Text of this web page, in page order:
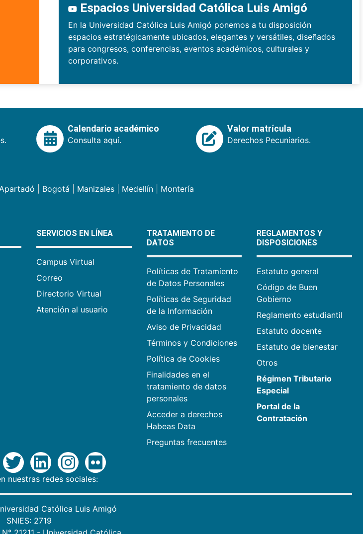
Espacios Universidad Católica Luis Amigó
En la Universidad Católica Luis Amigó ponemos a tu disposición
espacios estratégicamente ubicados, elegantes y versátiles, diseñados
para congresos, conferencias, eventos académicos, culturales y
corporativos.
Calendario académico
Consulta aquí.
Valor matrícula
Derechos Pecuniarios.
Bogotá Manizales| Medellín| Montería
SERVICIOS EN LÍNEA
Campus Virtual
Correo
Directorio Virtual
Atención al usuario
TRATAMIENTO DE
DATOS
Políticas de Tratamiento
de Datos Personales
Políticas de Seguridad
de la Información
Aviso de Privacidad
Términos y Condiciones
Política de Cookies
Finalidades en el
tratamiento de datos
personales
Acceder a derechos
Habeas Data
Preguntas frecuentes
REGLAMENTOS Y
DISPOSICIONES
Estatuto general
Código de Buen
Gobierno
Reglamento estudiantil
Estatuto docente
Estatuto de bienestar
Otros
Régimen Tributario
Especial
Portal de la
Contratación
nuestras redes sociales:
Católica Luis Amigó
SNIES: 2719